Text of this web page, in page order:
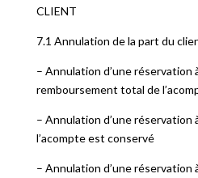
CLIENT
7.1 Annulation de la part du
– Annulation d’une réservation
remboursement total de
– Annulation d’une réservation
l’acompte est conservé
– Annulation d’une réservation